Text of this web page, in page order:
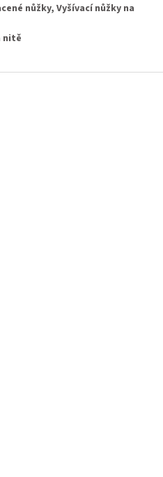
nůžky, Vyšívací nůžky na
nitě